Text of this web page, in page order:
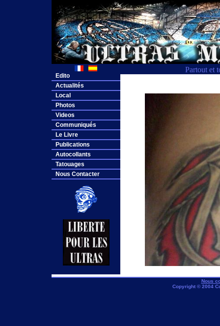
Partout et
Edito
Actualités
Local
Photos
Videos
Communiqués
Le Livre
Publications
Autocollants
Tatouages
Nous Contacter
Nous
Copyright © 2004